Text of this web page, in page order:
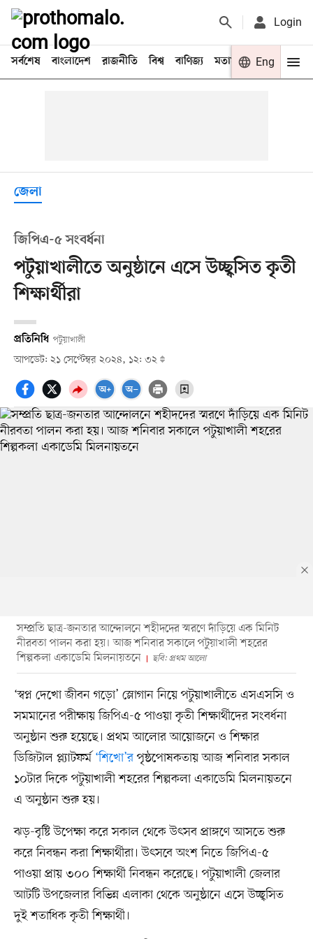
Login
সর্বশেষ বাংলাদেশ রাজনীতি বিশ্ব বাণিজ্য মতামত খেলা
Eng
জেলা
জিপিএ-৫ সংবর্ধনা
পটুয়াখালীতে অনুষ্ঠানে এসে উচ্ছ্বসিত কৃতী
শিক্ষার্থীরা
প্রতিনিধি পটুয়াখালী
আপডেট: ২১ সেপ্টেম্বর ২০২৪, ১২: ৩২
সম্প্রতি ছাত্র-জনতার আন্দোলনে শহীদদের স্মরণে দাঁড়িয়ে এক মিনিট
নীরবতা পালন করা হয়। আজ শনিবার সকালে পটুয়াখালী শহরের
শিল্পকলা একাডেমি মিলনায়তনে
ছবি: প্রথম আলো
‘স্বপ্ন দেখো জীবন গড়ো’ স্লোগান নিয়ে পটুয়াখালীতে এসএসসি ও
সমমানের পরীক্ষায় জিপিএ-৫ পাওয়া কৃতী শিক্ষার্থীদের সংবর্ধনা
অনুষ্ঠান শুরু হয়েছে। প্রথম আলোর আয়োজনে ও শিক্ষার
ডিজিটাল প্ল্যাটফর্ম ‘শিখো’রপৃষ্ঠপোষকতায় আজ শনিবার সকাল
১০টার দিকে পটুয়াখালী শহরের শিল্পকলা একাডেমি মিলনায়তনে
এ অনুষ্ঠান শুরু হয়।
ঝড়-বৃষ্টি উপেক্ষা করে সকাল থেকে উৎসব প্রাঙ্গণে আসতে শুরু
করে নিবন্ধন করা শিক্ষার্থীরা। উৎসবে অংশ নিতে জিপিএ-৫
পাওয়া প্রায় ৩০০ শিক্ষার্থী নিবন্ধন করেছে। পটুয়াখালী জেলার
আটটি উপজেলার বিভিন্ন এলাকা থেকে অনুষ্ঠানে এসে উচ্ছ্বসিত
দুই শতাধিক কৃতী শিক্ষার্থী।